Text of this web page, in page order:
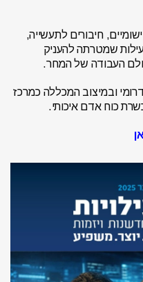
חיבורים לתעשייה,
שמטרתה להעניק
העבודה של המחר.
ובמיצוב המכללה כמרכז
כוח אדם איכותי.